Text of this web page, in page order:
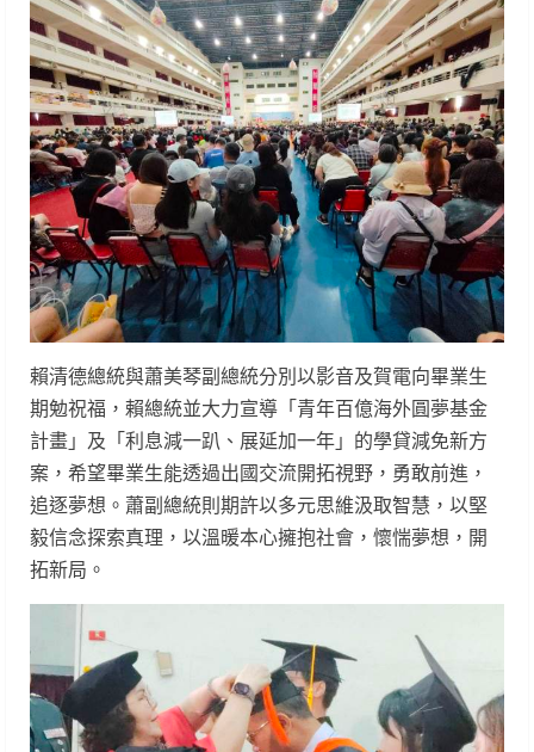
賴清德總統與蕭美琴副總統分別以影音及賀電向畢業生
期勉祝福，賴總統並大力宣導「青年百億海外圓夢基金
計畫」及「利息減一趴、展延加一年」的學貸減免新方
案，希望畢業生能透過出國交流開拓視野，勇敢前進，
追逐夢想。蕭副總統則期許以多元思維汲取智慧，以堅
毅信念探索真理，以溫暖本心擁抱社會，懷惴夢想，開
拓新局。